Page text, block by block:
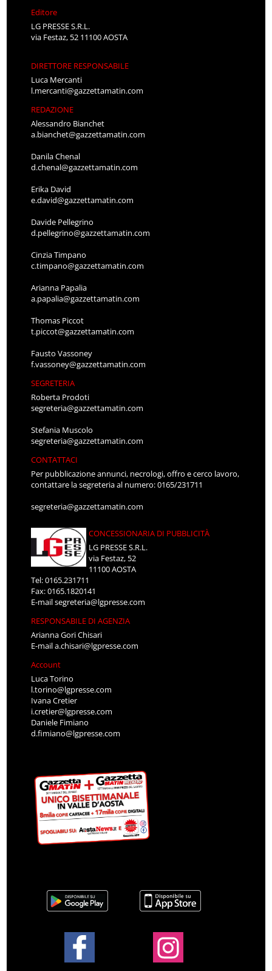
Editore
LG PRESSE S.R.L.
via Festaz, 52 11100 AOSTA
DIRETTORE RESPONSABILE
Luca Mercanti
l.mercanti@gazzettamatin.com
REDAZIONE
Alessandro Bianchet
a.bianchet@gazzettamatin.com
Danila Chenal
d.chenal@gazzettamatin.com
Erika David
e.david@gazzettamatin.com
Davide Pellegrino
d.pellegrino@gazzettamatin.com
Cinzia Timpano
c.timpano@gazzettamatin.com
Arianna Papalia
a.papalia@gazzettamatin.com
Thomas Piccot
t.piccot@gazzettamatin.com
Fausto Vassoney
f.vassoney@gazzettamatin.com
SEGRETERIA
Roberta Prodoti
segreteria@gazzettamatin.com
Stefania Muscolo
segreteria@gazzettamatin.com
CONTATTACI
Per pubblicazione annunci, necrologi, offro e cerco lavoro,
contattare la segreteria al numero: 0165/231711
segreteria@gazzettamatin.com
CONCESSIONARIA DI PUBBLICITÀ
LG PRESSE S.R.L.
via Festaz, 52
11100 AOSTA
Tel: 0165.231711
Fax: 0165.1820141
E-mailsegreteria@lgpresse.com
RESPONSABILE DI AGENZIA
Arianna Gori Chisari
E-maila.chisari@lgpresse.com
Account
Luca Torino
l.torino@lgpresse.com
Ivana Cretier
i.cretier@lgpresse.com
Daniele Fimiano
d.fimiano@lgpresse.com